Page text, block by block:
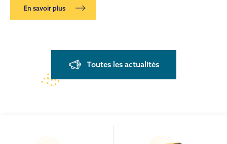
En savoir plus
Toutes les actualités